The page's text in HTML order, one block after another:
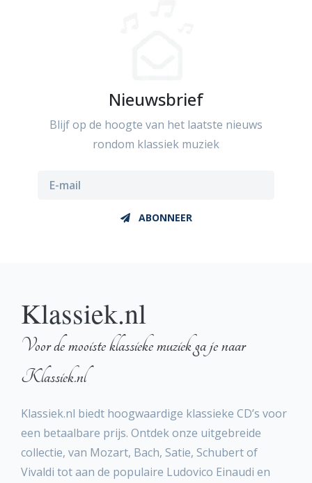
Nieuwsbrief
Blijf op de hoogte van het laatste nieuws
rondom klassiek muziek
ABONNEER
Klassiek.nl
Voor de mooiste klassieke muziek ga je naar
Klassiek.nl
Klassiek.nl biedt hoogwaardige klassieke CD’s voor
een betaalbare prijs. Ontdek onze uitgebreide
collectie, van Mozart, Bach, Satie, Schubert of
Vivaldi tot aan de populaire Ludovico Einaudi en